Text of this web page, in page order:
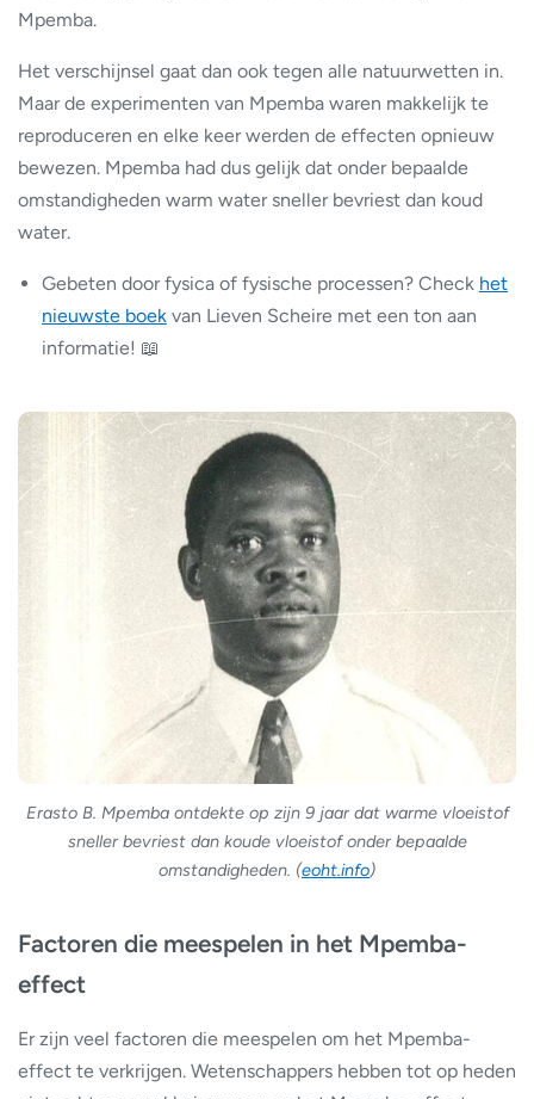
Mpemba.
Het verschijnsel gaat dan ook tegen alle natuurwetten in.
Maar de experimenten van Mpemba waren makkelijk te
reproduceren en elke keer werden de effecten opnieuw
bewezen. Mpemba had dus gelijk dat onder bepaalde
omstandigheden warm water sneller bevriest dan koud
water.
Gebeten door fysica of fysische processen? Check het
nieuwste boek van Lieven Scheire met een ton aan
informatie! 📖
Erasto B. Mpemba ontdekte op zijn 9 jaar dat warme vloeistof
sneller bevriest dan koude vloeistof onder bepaalde
omstandigheden. (eoht.info)
Factoren die meespelen in het Mpemba-
effect
Er zijn veel factoren die meespelen om het Mpemba-
effect te verkrijgen. Wetenschappers hebben tot op heden